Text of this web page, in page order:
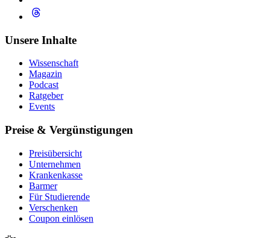
Unsere Inhalte
Wissenschaft
Magazin
Podcast
Ratgeber
Events
Preise & Vergünstigungen
Preisübersicht
Unternehmen
Krankenkasse
Barmer
Für Studierende
Ver­schen­ken
Coupon einlösen